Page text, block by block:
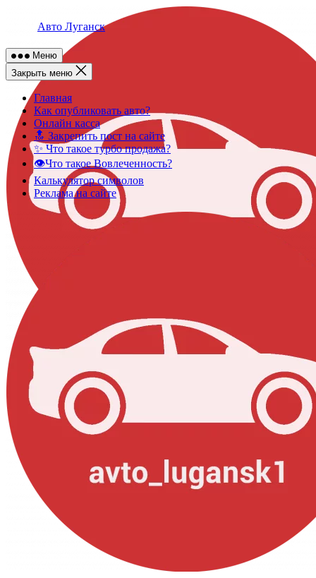
Авто Луганск
Меню
Закрыть меню
Главная
Как опубликовать авто?
Онлайн касса
🔝 Закрепить пост на сайте
✨ Что такое турбо продажа?
👁️Что такое Вовлеченность?
Калькулятор символов
Реклама на сайте